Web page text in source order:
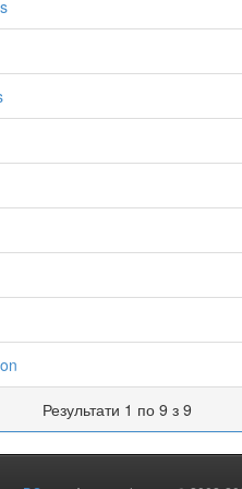
Результати 1 по 9 з 9